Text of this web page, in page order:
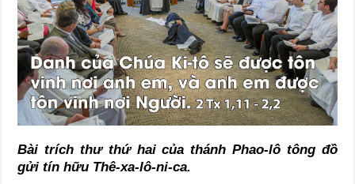
Bài trích thư thứ hai của thánh Phao-lô tông đồ
gửi tín hữu Thê-xa-lô-ni-ca.